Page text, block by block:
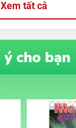
Xem tất cả